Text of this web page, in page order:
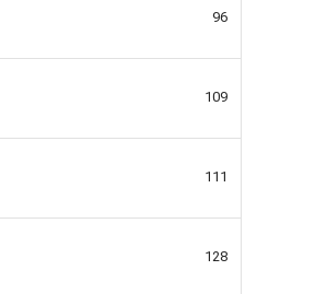
96
109
111
128